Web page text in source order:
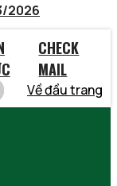
2026
CHECK
MAIL
Về đầu trang